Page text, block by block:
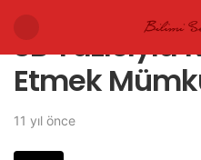
3B Yazıcıyla
Etmek
11 yıl önce